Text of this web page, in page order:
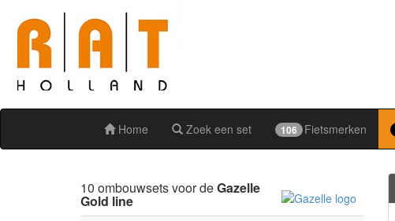
Home Zoek een set 106 Fietsmerken
10 ombouwsets voor deGazelle
Gold line